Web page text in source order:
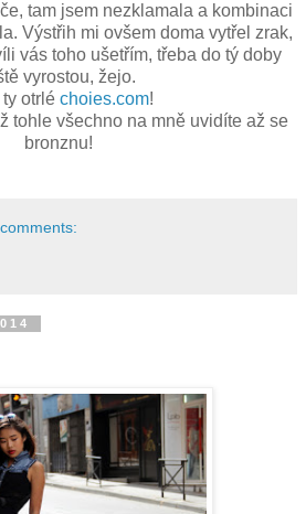
tam jsem nezklamala a kombinaci
Výstřih mi ovšem doma vytřel zrak,
vás toho ušetřím, třeba do tý doby
vyrostou, žejo.
ty otrlé choies.com!
tohle všechno na mně uvidíte až se
bronznu!